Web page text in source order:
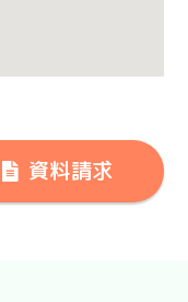
資料請求